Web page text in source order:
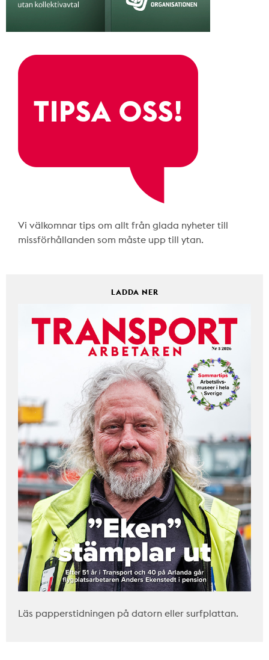
Vi välkomnar tips om allt från glada nyheter till
missförhållanden som måste upp till ytan.
LADDA NER
Läs papperstidningen på datorn eller surfplattan.